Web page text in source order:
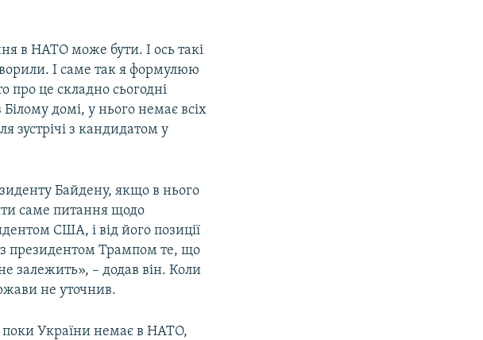
в НАТО може бути. І ось такі
І саме так я формулюю
це складно сьогодні
домі, у нього немає всіх
зустрічі з кандидатом у
Байдену, якщо в нього
саме питання щодо
США, і від його позиції
з президентом Трампом те, що
залежить», – додав він. Коли
не уточнив.
поки України немає в НАТО,